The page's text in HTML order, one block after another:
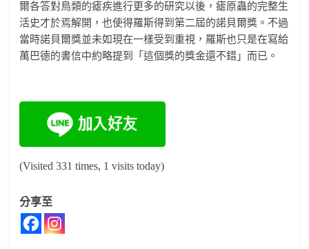
爾各答對鳥類的瘧疾進行更多的研究以後，瘧原蟲的完整生
活史才於焉解開，也使得羅斯得到第二屆的諾貝爾獎。不過
當時諾貝爾獎並未如現在一樣受到重視，羅斯也只是在寫給
萬巴德的書信中約略提到「這個獎的獎金還不錯」而已。
(Visited 331 times, 1 visits today)
分享至